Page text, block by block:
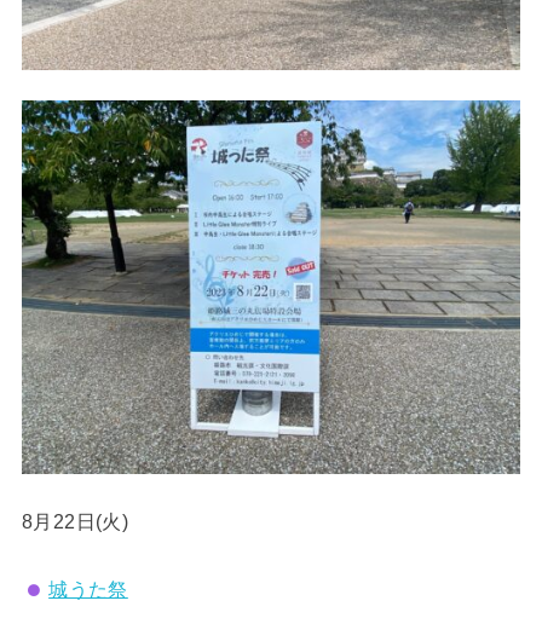
8月22日(火)
城うた祭